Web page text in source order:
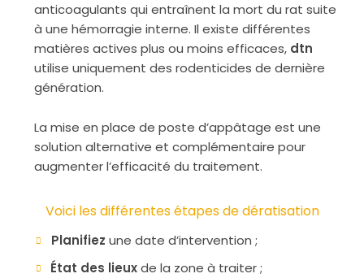
anticoagulants qui entraînent la mort du rat suite
à une hémorragie interne. Il existe différentes
matières actives plus ou moins efficaces, dtn
utilise uniquement des rodenticides de dernière
génération.
La mise en place de poste d’appâtage est une
solution alternative et complémentaire pour
augmenter l’efficacité du traitement.
Voici les différentes étapes de dératisation
Planifiez une date d’intervention ;
État des lieuxde la zone à traiter ;